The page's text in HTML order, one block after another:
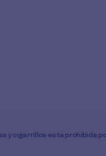
y cigarrillos esta prohibida